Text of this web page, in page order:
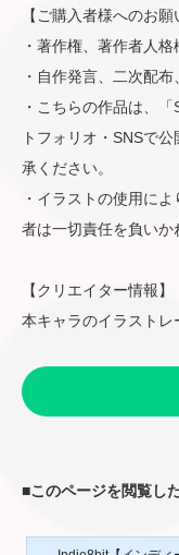
【ご購入者様へのお願
・著作権、著作者人格
・自作発言、二次配布
・こちらの作品は、
トフォリオ・SNSで
承ください。
・イラストの使用に
者は一切責任を負いか
【クリエイター情報】
本キャラのイラストレ
■このページを閲覧し